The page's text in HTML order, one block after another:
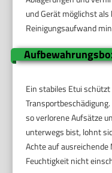
und Gerät möglichst
Reinigungsaufwand
Ein stabiles Etui
so verlorene Aufsätze
unterwegs bist, lohnt
Achte auf
Feuchtigkeit nicht